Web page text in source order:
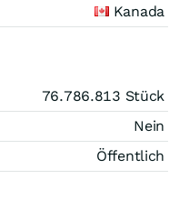
Kanada
76.786.813 Stück
Nein
Öffentlich